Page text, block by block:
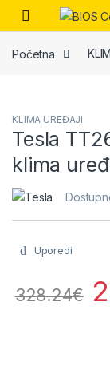
Skip to navigation
Skip to content
Open
Početna
KLIMA UREĐAJI
Tesla
klima
Uporedi
328.24€